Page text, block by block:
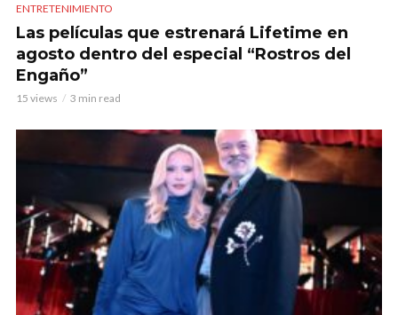
ENTRETENIMIENTO
Las películas que estrenará Lifetime en
agosto dentro del especial “Rostros del
Engaño”
15 views 3 min read